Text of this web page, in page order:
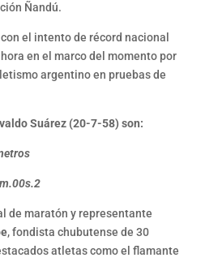
Ñandú.
el intento de récord nacional
en el marco del momento por
argentino en pruebas de
Suárez (20-7-58) son:
de maratón y representante
, fondista chubutense de 30
atletas como el flamante